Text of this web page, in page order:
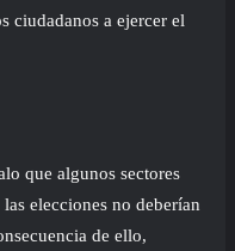
ciudadanos a ejercer el
que algunos sectores
elecciones no deberían
de ello,